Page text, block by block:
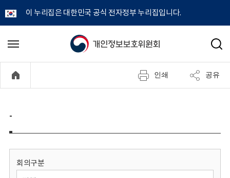
이 누리집은 대한민국 공식 전자정부 누리집입니다.
개
정
보
메
기
검
인쇄 공유
-
회의구분